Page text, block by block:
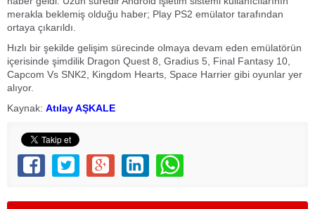
merakla beklemiş olduğu haber; Play PS2 emülator tarafından
ortaya çıkarıldı.
Hızlı bir şekilde gelişim sürecinde olmaya devam eden emülatörün
içerisinde şimdilik Dragon Quest 8, Gradius 5, Final Fantasy 10,
Capcom Vs SNK2, Kingdom Hearts, Space Harrier gibi oyunlar yer
alıyor.
Kaynak: Atılay AŞKALE